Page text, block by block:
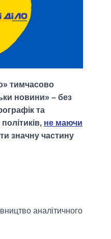
тимчасово
новини» – без
та
не маючи
значну частину
аналітичного